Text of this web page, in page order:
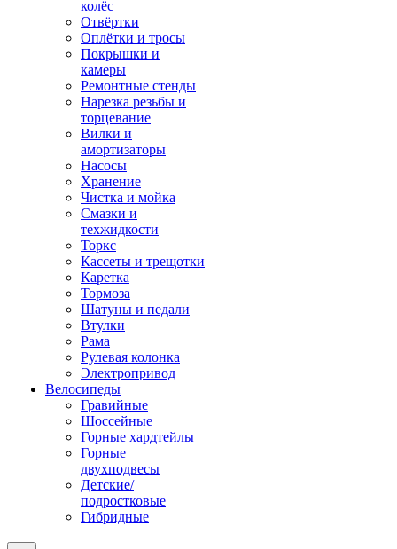
колёс
Отвёртки
Оплётки и тросы
Покрышки и
камеры
Ремонтные стенды
Нарезка резьбы и
торцевание
Вилки и
амортизаторы
Насосы
Хранение
Чистка и мойка
Смазки и
техжидкости
Торкс
Кассеты и трещотки
Каретка
Тормоза
Шатуны и педали
Втулки
Рама
Рулевая колонка
Электропривод
Велосипеды
Гравийные
Шоссейные
Горные хардтейлы
Горные
двухподвесы
Детские/
подростковые
Гибридные